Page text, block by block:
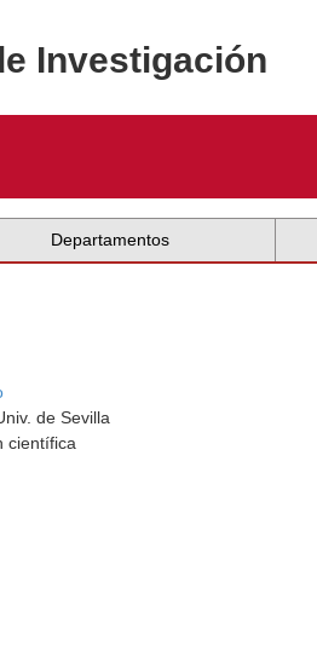
Investigación
Departamentos
de Sevilla
científica